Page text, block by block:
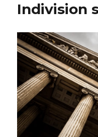
Indivision